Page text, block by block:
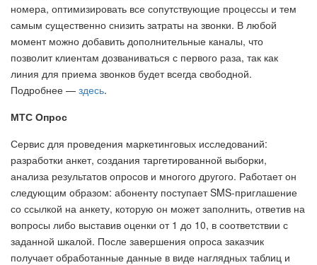
номера, оптимизировать все сопутствующие процессы и тем
самым существенно снизить затраты на звонки. В любой
момент можно добавить дополнительные каналы, что
позволит клиентам дозваниваться с первого раза, так как
линия для приема звонков будет всегда свободной.
Подробнее — здесь.
МТС Опрос
Сервис для проведения маркетинговых исследований:
разработки анкет, создания таргетированной выборки,
анализа результатов опросов и многого другого. Работает он
следующим образом: абоненту поступает SMS-приглашение
со ссылкой на анкету, которую он может заполнить, ответив на
вопросы либо выставив оценки от 1 до 10, в соответствии с
заданной шкалой. После завершения опроса заказчик
получает обработанные данные в виде наглядных таблиц и